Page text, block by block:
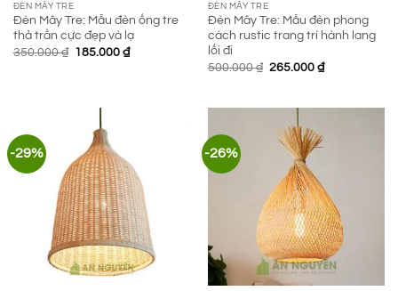
ĐÈN MÂY TRE
Đèn Mây Tre: Mẫu đèn ống tre
thả trần cực đẹp và lạ
350.000₫ Giá
185.000 ₫Giá
ĐÈN MÂY TRE
Đèn Mây Tre: Mẫu đèn phong
cách rustic trang trí hành lang
lối đi
500.000₫ Giá
265.000 ₫Giá
-29% -26%